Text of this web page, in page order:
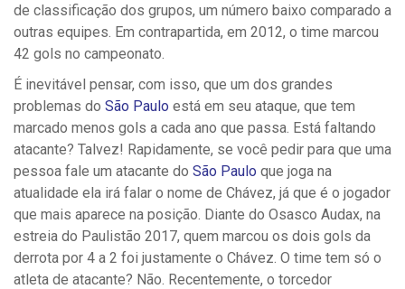
de classificação dos grupos, um número baixo comparado a
outras equipes. Em contrapartida, em 2012, o time marcou
42 gols no campeonato.
É inevitável pensar, com isso, que um dos grandes
problemas do São Paulo está em seu ataque, que tem
marcado menos gols a cada ano que passa. Está faltando
atacante? Talvez! Rapidamente, se você pedir para que uma
pessoa fale um atacante do São Paulo que joga na
atualidade ela irá falar o nome de Chávez, já que é o jogador
que mais aparece na posição. Diante do Osasco Audax, na
estreia do Paulistão 2017, quem marcou os dois gols da
derrota por 4 a 2 foi justamente o Chávez. O time tem só o
atleta de atacante? Não. Recentemente, o torcedor